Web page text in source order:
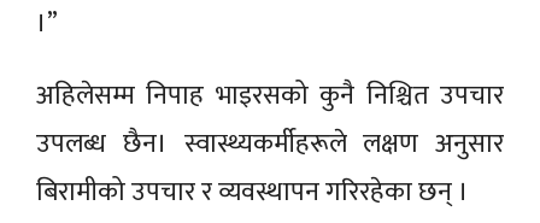
।”
अहिलेसम्म निपाह भाइरसको कुनै निश्चित उपचार
उपलब्ध छैन। स्वास्थ्यकर्मीहरूले लक्षण अनुसार
बिरामीको उपचार र व्यवस्थापन गरिरहेका छन् ।